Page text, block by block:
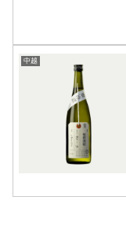
中越